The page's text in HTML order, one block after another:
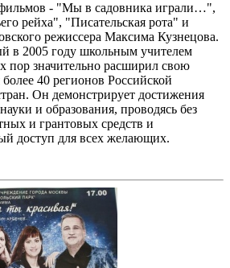
- "Мы в садовника играли…",
рейха", "Писательская рота" и
режиссера Максима Кузнецова.
в 2005 году школьным учителем
пор значительно расширил свою
40 регионов Российской
Он демонстрирует достижения
и образования, проводясь без
и грантовых средств и
доступ для всех желающих.